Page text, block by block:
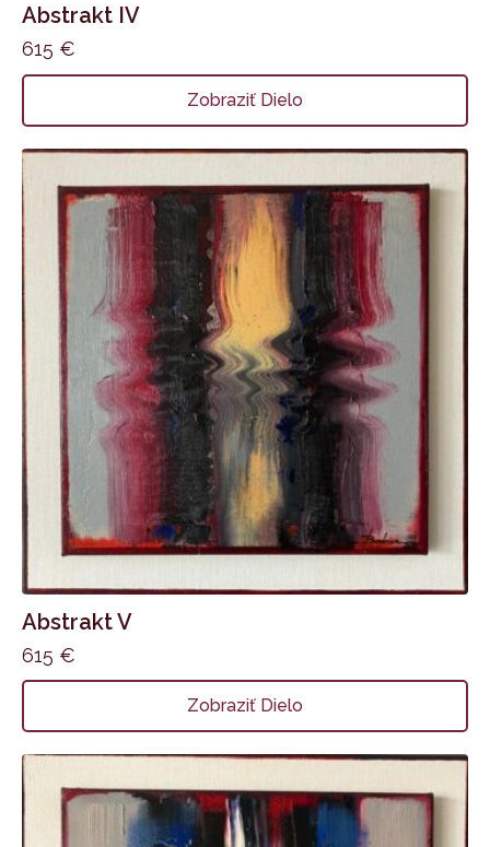
Abstrakt IV
615 €
Zobraziť Dielo
Abstrakt V
615 €
Zobraziť Dielo